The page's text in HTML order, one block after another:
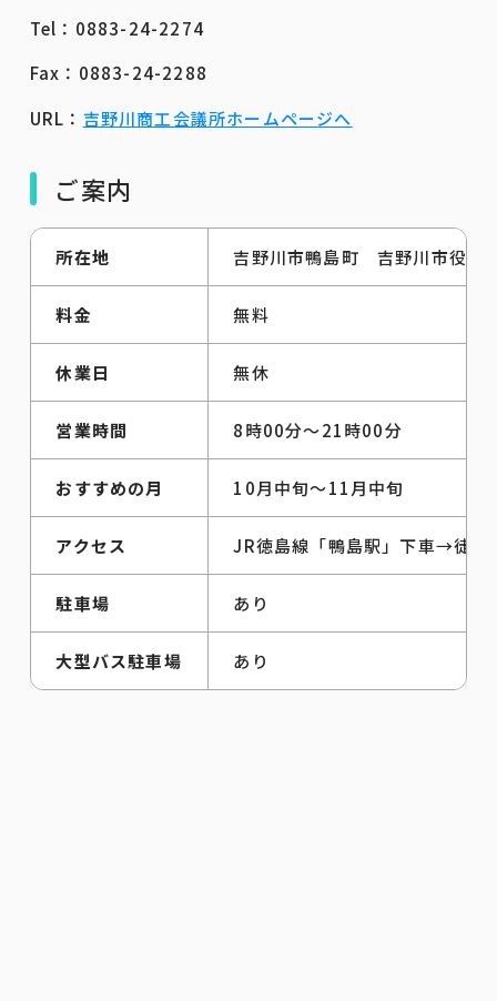
Tel：0883-24-2274
Fax：0883-24-2288
URL： 吉野川商工会議所ホームページへ
ご案内
所在地 吉野川市鴨島町 吉野川市役所
料金 無料
休業日 無休
営業時間 8時00分～21時00分
おすすめの月 10月中旬～11月中旬
アクセス JR徳島線「鴨島駅」下車→徒歩
駐車場 あり
大型バス駐車場 あり